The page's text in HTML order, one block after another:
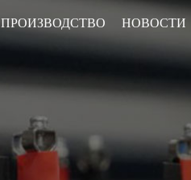
ПРОИЗВОДСТВО НОВОСТИ